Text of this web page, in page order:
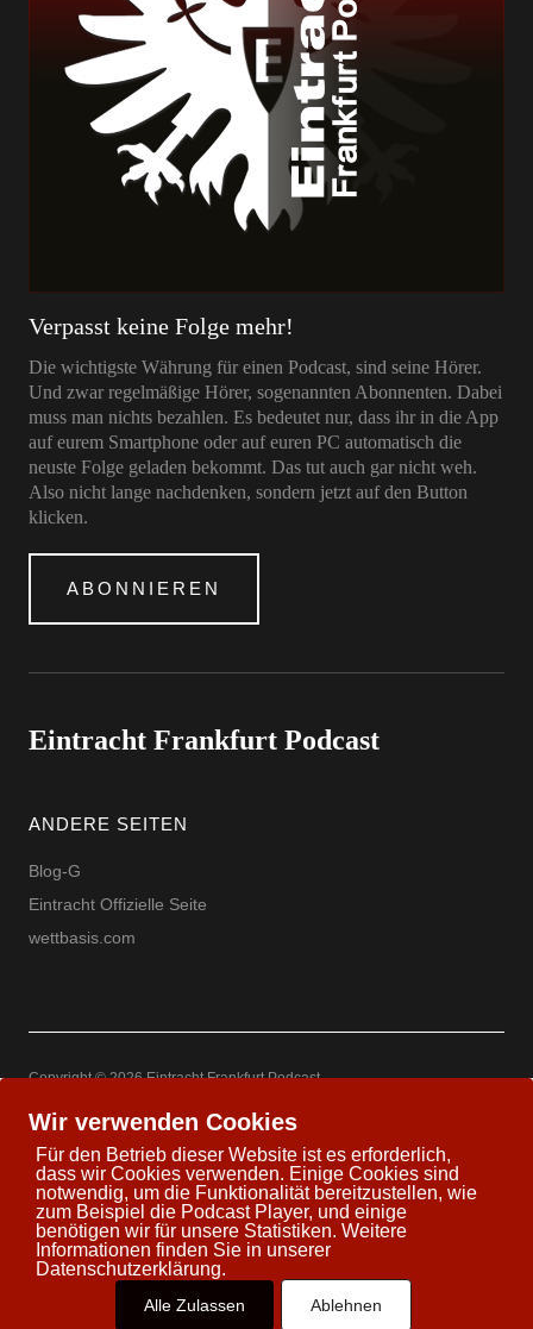
Verpasst keine Folge mehr!
Die wichtigste Währung für einen Podcast, sind seine Hörer.
Und zwar regelmäßige Hörer, sogenannten Abonnenten. Dabei
muss man nichts bezahlen. Es bedeutet nur, dass ihr in die App
auf eurem Smartphone oder auf euren PC automatisch die
neuste Folge geladen bekommt. Das tut auch gar nicht weh.
Also nicht lange nachdenken, sondern jetzt auf den Button
klicken.
ABONNIEREN
Eintracht Frankfurt Podcast
ANDERE SEITEN
Blog-G
Eintracht Offizielle Seite
wettbasis.com
Copyright © 2026 Eintracht Frankfurt Podcast
Theme: Uku byElmastudio
TwitterFacebook
Youtube
Google+
Wir verwenden Cookies
Für den Betrieb dieser Website ist es erforderlich,
dass wir Cookies verwenden. Einige Cookies sind
notwendig, um die Funktionalität bereitzustellen, wie
zum Beispiel die Podcast Player, und einige
benötigen wir für unsere Statistiken. Weitere
Informationen finden Sie in unserer
Datenschutzerklärung.
Alle Zulassen Ablehnen